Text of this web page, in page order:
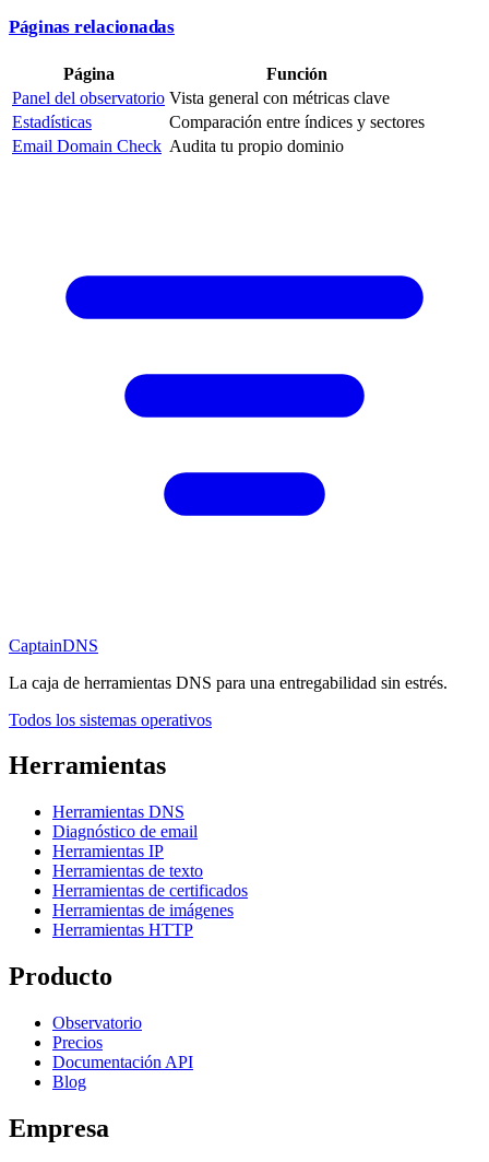
Páginas relacionadas
Página
Función
Panel del observatorio Vista general con métricas clave
Estadísticas
Comparación entre índices y sectores
Email Domain Check Audita tu propio dominio
CaptainDNS
La caja de herramientas DNS para una entregabilidad sin estrés.
Todos los sistemas operativos
Herramientas
Herramientas DNS
Diagnóstico de email
Herramientas IP
Herramientas de texto
Herramientas de certificados
Herramientas de imágenes
Herramientas HTTP
Producto
Observatorio
Precios
Documentación API
Blog
Empresa